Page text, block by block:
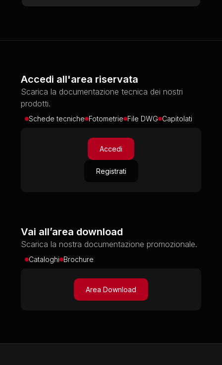
Accedi all'area riservata
Scarica la documentazione tecnica dei nostri
prodotti.
Schede tecniche Fotometrie File DWG Capitolati
Accedi
Registrati
Vai all’area download
Scarica la nostra documentazione promozionale.
Cataloghi Brochure
Area Download